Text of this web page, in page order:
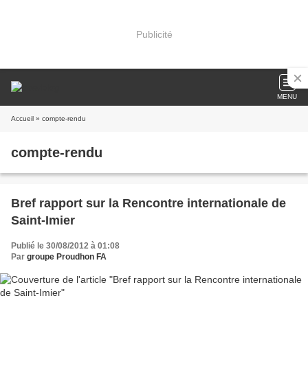
Publicité
MENU
Accueil » compte-rendu
compte-rendu
Bref rapport sur la Rencontre internationale de
Saint-Imier
Publié le 30/08/2012 à 01:08
Par groupe Proudhon FA